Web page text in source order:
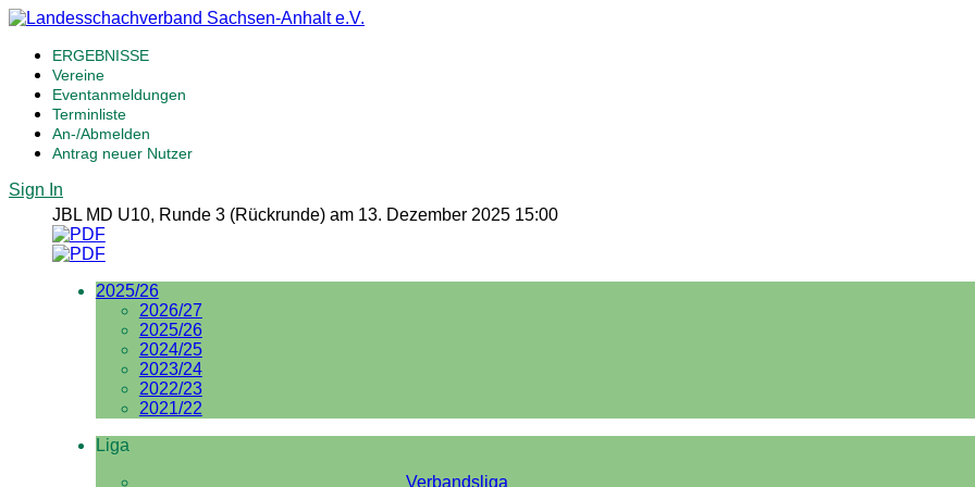
ERGEBNISSE
Vereine
Eventanmeldungen
Terminliste
An-/Abmelden
Antrag neuer Nutzer
Sign In
JBL MD U10, Runde 3 (Rückrunde) am 13. Dezember 2025 15:00
2025/26
2026/27
2025/26
2024/25
2023/24
2022/23
2021/22
Liga
Verbandsliga